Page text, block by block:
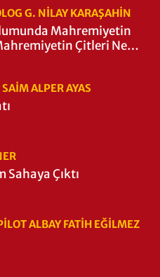
G. NILAY KARAŞAHİN
Mahremiyetin
Çitleri Ne
ALPER AYAS
Sahaya Çıktı
ALBAY FATIH EĞİLMEZ